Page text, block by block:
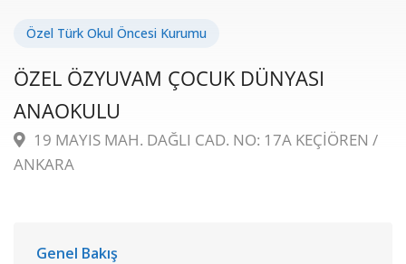
Özel Türk Okul Öncesi Kurumu
ÖZEL ÖZYUVAM ÇOCUK DÜNYASI
ANAOKULU
19 MAYIS MAH. DAĞLI CAD. NO: 17A KEÇİÖREN /
ANKARA
Genel Bakış